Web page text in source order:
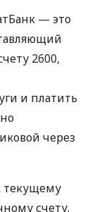
— это
2600,
и платить
через
текущему
счету.